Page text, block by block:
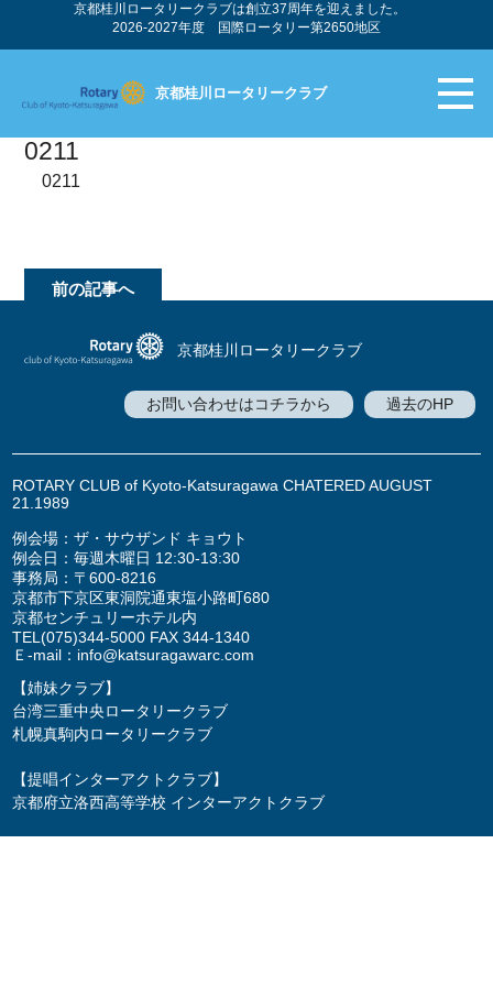
京都桂川ロータリークラブは創立37周年を迎えました。
2026-2027年度 国際ロータリー第2650地区
京都桂川ロータリークラブ
0211
0211
前の記事へ
京都桂川ロータリークラブ
過去のHP
お問い合わせはコチラから
ROTARY CLUB of Kyoto-Katsuragawa CHATERED AUGUST
21.1989
例会場：ザ・サウザンド キョウト
例会日：毎週木曜日 12:30-13:30
事務局：〒600-8216
京都市下京区東洞院通東塩小路町680
京都センチュリーホテル内
TEL(075)344-5000 FAX 344-1340
Ｅ-mail： info@katsuragawarc.com
【姉妹クラブ】
台湾三重中央ロータリークラブ
札幌真駒内ロータリークラブ
【提唱インターアクトクラブ】
京都府立洛西高等学校 インターアクトクラブ